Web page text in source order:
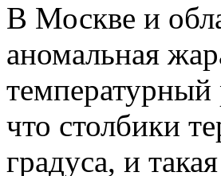
В Москве и
аномальная
температурный
что столбики
градуса, и